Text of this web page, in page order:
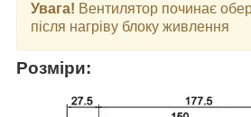
Увага! Вентилятор починає
після нагріву блоку живлення
Розміри: